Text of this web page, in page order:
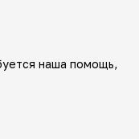
наша помощь,